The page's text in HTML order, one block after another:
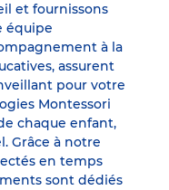
et fournissons
équipe
à la
assurent
pour votre
Montessori
chaque enfant,
Grâce à notre
en temps
sont dédiés